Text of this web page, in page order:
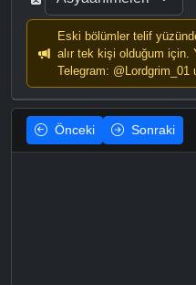
Eski bölümler telif
alır tek kişi olduğum için.
Telegram: @Lordgrim_01
Önceki Sonraki